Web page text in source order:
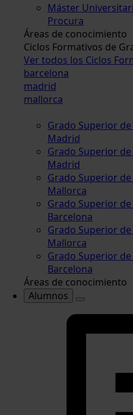
Máster
Procura
Áreas de conocimiento
Ciclos Formativos de
Ver todos los Ciclos
barcelona
madrid
mallorca
Grado Superior
Madrid
Grado Superior
Madrid
Grado Superior
Mallorca
Grado Superior
Barcelona
Grado Superior
Mallorca
Grado Superior
Barcelona
Áreas de conocimiento
Alumnos